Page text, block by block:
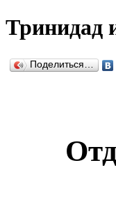
Тринидад
Поделиться…